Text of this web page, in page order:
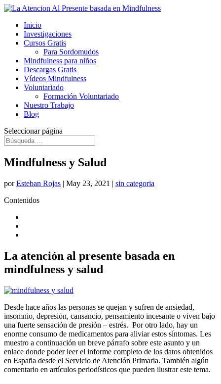
Inicio
Investigaciones
Cursos Gratis
Para Sordomudos
Mindfulness para niños
Descargas Gratis
Vídeos Mindfulness
Voluntariado
Formación Voluntariado
Nuestro Trabajo
Blog
Seleccionar página
Mindfulness y Salud
porEsteban Rojas | May 23, 2021 | sin categoria
Contenidos
La atención al presente basada en
mindfulness y salud
Desde hace años las personas se quejan y sufren de ansiedad,
insomnio, depresión, cansancio, pensamiento incesante o viven bajo
una fuerte sensación de presión – estrés. Por otro lado, hay un
enorme consumo de medicamentos para aliviar estos síntomas. Les
muestro a continuación un breve párrafo sobre este asunto y un
enlace donde poder leer el informe completo de los datos obtenidos
en España desde el Servicio de Atención Primaria. También algún
comentario en artículos periodísticos que pueden ilustrar este tema.